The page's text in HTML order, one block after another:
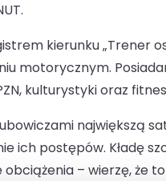
kierunku „Trener
motorycznym.
kulturystyki oraz
największą
ich postępów. Kładę
– wierzę, że